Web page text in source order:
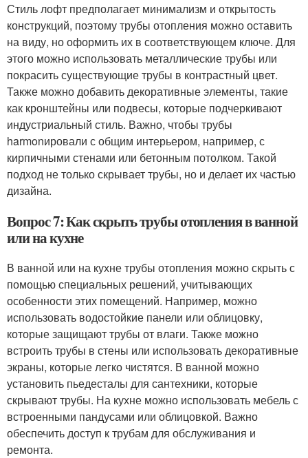
Стиль лофт предполагает минимализм и открытость
конструкций, поэтому трубы отопления можно оставить
на виду, но оформить их в соответствующем ключе. Для
этого можно использовать металлические трубы или
покрасить существующие трубы в контрастный цвет.
Также можно добавить декоративные элементы, такие
как кронштейны или подвесы, которые подчеркивают
индустриальный стиль. Важно, чтобы трубы
harmonировали с общим интерьером, например, с
кирпичными стенами или бетонным потолком. Такой
подход не только скрывает трубы, но и делает их частью
дизайна.
Вопрос 7: Как скрыть трубы отопления в ванной
или на кухне
В ванной или на кухне трубы отопления можно скрыть с
помощью специальных решений, учитывающих
особенности этих помещений. Например, можно
использовать водостойкие панели или облицовку,
которые защищают трубы от влаги. Также можно
встроить трубы в стены или использовать декоративные
экраны, которые легко чистятся. В ванной можно
установить пьедесталы для сантехники, которые
скрывают трубы. На кухне можно использовать мебель с
встроенными пандусами или облицовкой. Важно
обеспечить доступ к трубам для обслуживания и
ремонта.